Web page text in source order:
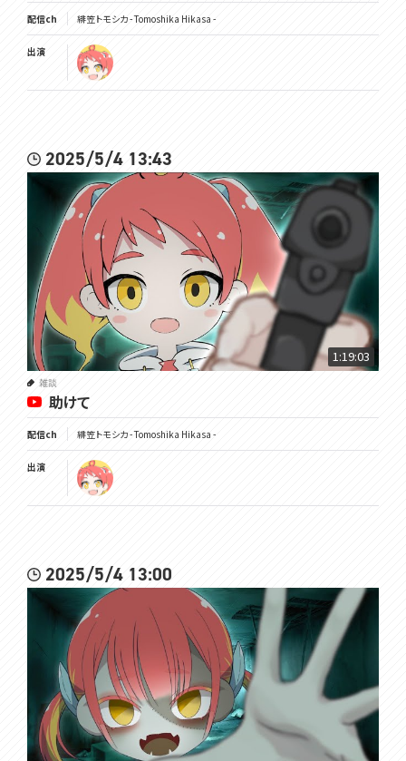
配信ch 緋笠トモシカ - Tomoshika Hikasa -
出演
2025/5/4 13:43
1:19:03
雑談
助けて
配信ch 緋笠トモシカ - Tomoshika Hikasa -
出演
2025/5/4 13:00